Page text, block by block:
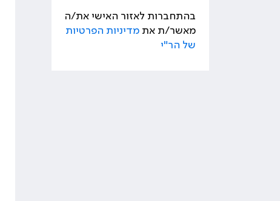
בהתחברות לאזור האישי את/ה
מאשר/ת אתמדיניות הפרטיות
של הר"י